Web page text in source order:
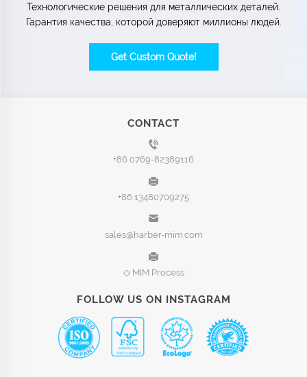
Технологические решения для металлических деталей.
Гарантия качества, которой доверяют миллионы людей.
Get Custom Quote!
CONTACT
+86 0769-82389116
+86 13480709275
sales@harber-mim.com
◇ MIM Process
FOLLOW US ON INSTAGRAM